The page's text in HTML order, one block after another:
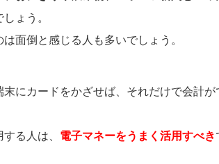
ょう。
面倒と感じる人も多いでしょう。
にカードをかざせば、それだけで会計が
る人は、 電子マネーをうまく活用すべき